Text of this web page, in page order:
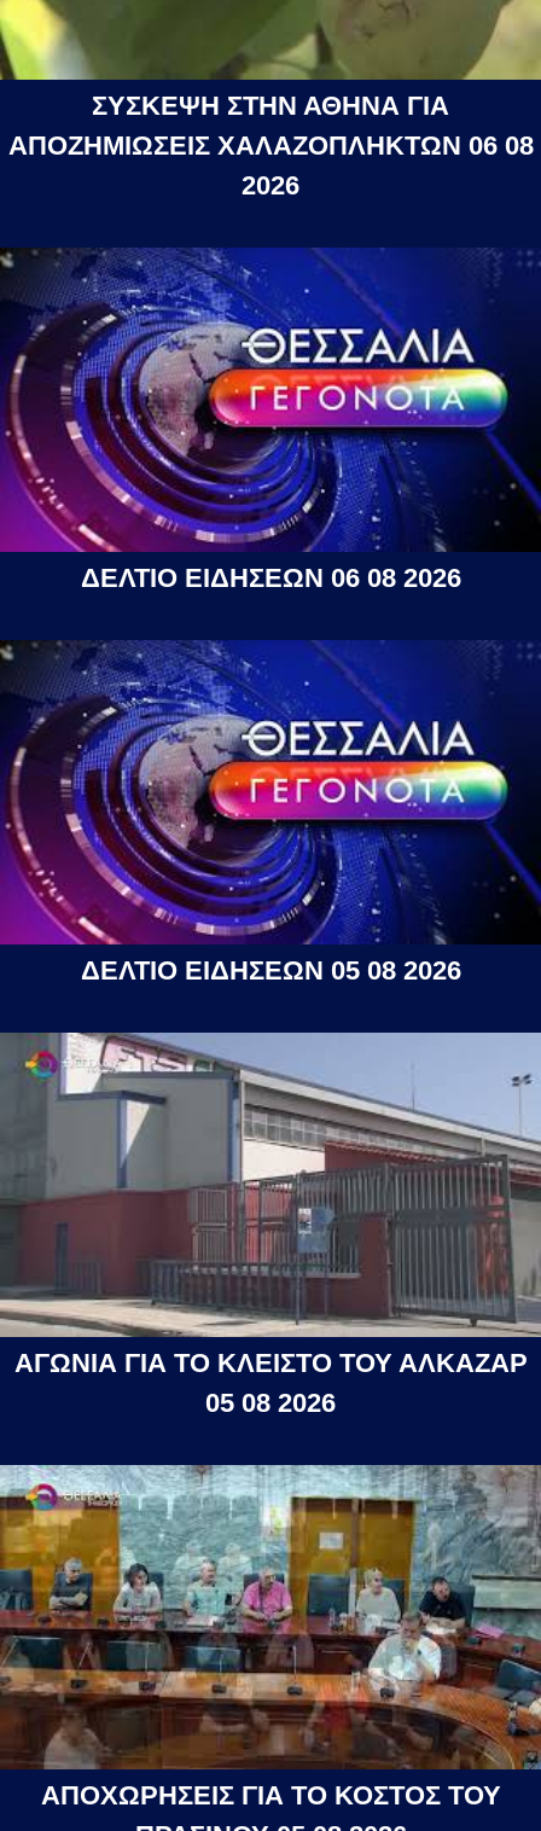
ΣΥΣΚΕΨΗ ΣΤΗΝ ΑΘΗΝΑ ΓΙΑ
ΑΠΟΖΗΜΙΩΣΕΙΣ ΧΑΛΑΖΟΠΛΗΚΤΩΝ 06 08
2026
ΔΕΛΤΙΟ ΕΙΔΗΣΕΩΝ 06 08 2026
ΔΕΛΤΙΟ ΕΙΔΗΣΕΩΝ 05 08 2026
ΑΓΩΝΙΑ ΓΙΑ ΤΟ ΚΛΕΙΣΤΟ ΤΟΥ ΑΛΚΑΖΑΡ
05 08 2026
ΑΠΟΧΩΡΗΣΕΙΣ ΓΙΑ ΤΟ ΚΟΣΤΟΣ ΤΟΥ